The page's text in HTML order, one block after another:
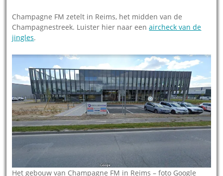
Champagne FM zetelt in Reims, het midden van de
Champagnestreek. Luister hier naar eenaircheck van de
jingles.
Het gebouw van Champagne FM in Reims – foto Google